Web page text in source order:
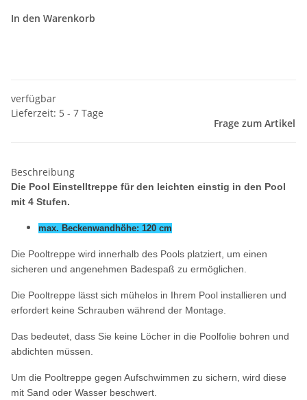
In den Warenkorb
verfügbar
Lieferzeit: 5 - 7 Tage
Frage zum Artikel
Beschreibung
Die Pool Einstelltreppe für den leichten einstig in den Pool
mit 4 Stufen.
max. Beckenwandhöhe: 120 cm
Die Pooltreppe wird innerhalb des Pools platziert, um einen
sicheren und angenehmen Badespaß zu ermöglichen.
Die Pooltreppe lässt sich mühelos in Ihrem Pool installieren und
erfordert keine Schrauben während der Montage.
Das bedeutet, dass Sie keine Löcher in die Poolfolie bohren und
abdichten müssen.
Um die Pooltreppe gegen Aufschwimmen zu sichern, wird diese
mit Sand oder Wasser beschwert.